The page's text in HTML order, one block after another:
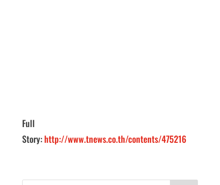
Full
Story:http://www.tnews.co.th/contents/475216